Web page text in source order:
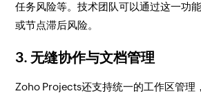
任务风险等。技术团队可以通过这一功
或节点滞后风险。
3. 无缝协作与文档管理
Zoho Projects还支持统一的工作区管理